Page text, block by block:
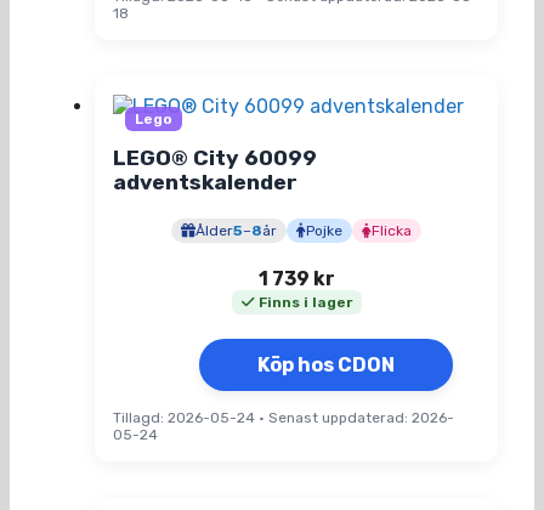
18
Lego
LEGO® City 60099
adventskalender
Ålder5–8år Pojke Flicka
1 739 kr
Finns i lager
Köp hos CDON
Tillagd: 2026-05-24 • Senast uppdaterad: 2026-
05-24